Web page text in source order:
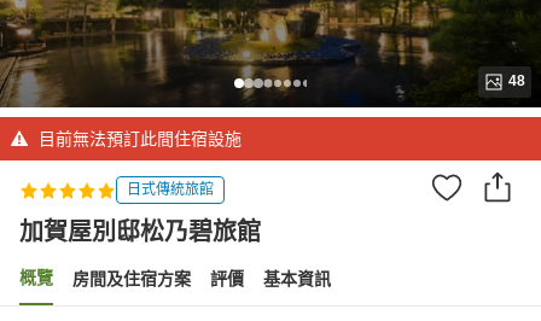
48
目前無法預訂此間住宿設施
日式傳統旅館
加賀屋別邸松乃碧旅館
概覽 房間及住宿方案 評價 基本資訊